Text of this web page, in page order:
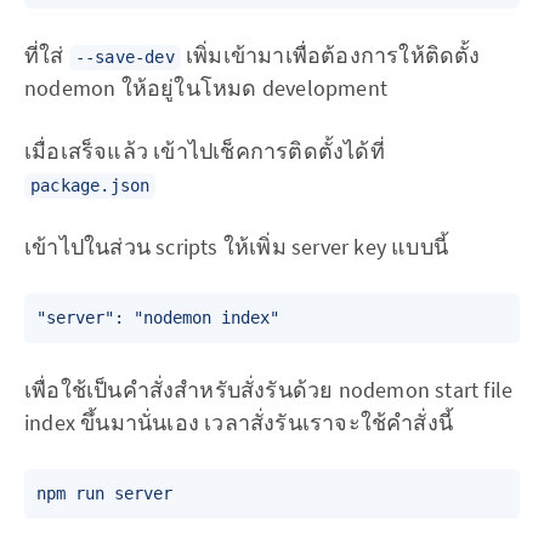
ที่ใส่ --save-dev
เพิ่มเข้ามาเพื่อต้องการให้ติดตั้ง
nodemon ให้อยู่ในโหมด development
เมื่อเสร็จแล้ว เข้าไปเช็คการติดตั้งได้ที่
package.json
เข้าไปในส่วน scripts ให้เพิ่ม server key แบบนี้
เพื่อใช้เป็นคำสั่งสำหรับสั่งรันด้วย nodemon start file
index ขึ้นมานั่นเอง เวลาสั่งรันเราจะใช้คำสั่งนี้